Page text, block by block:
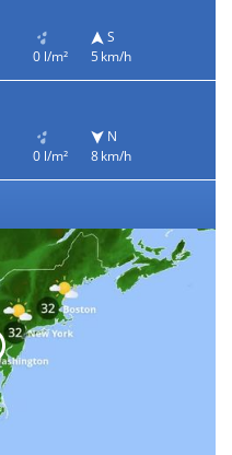
0 l/m²
S
5 km/h
0 l/m²
N
8 km/h